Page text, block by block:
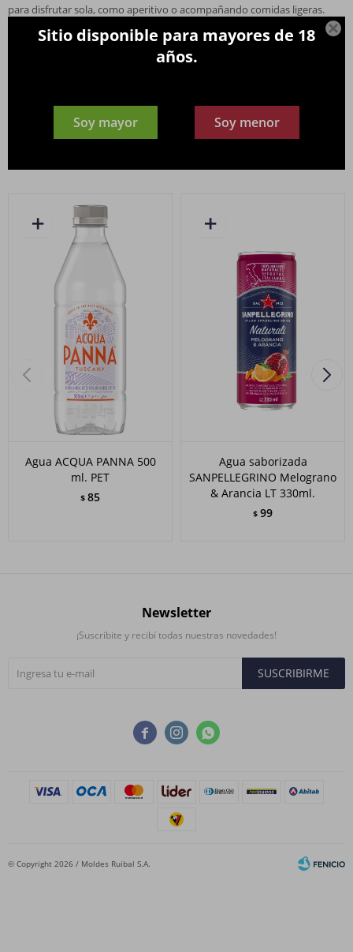

Sitio disponible para mayores de 18
años.
Soy mayor Soy menor
para disfrutar sola, como aperitivo o acompañando comidas ligeras.
Su perfil cítrico y refrescante también la hace perfecta como base para
cócteles o mocktails, aportando un toque elegante y aromático a cada
Agua ACQUA PANNA 500
ml. PET
$ 85
Agua saborizada
SANPELLEGRINO Melograno
& Arancia LT 330ml.
$ 99
  
Newsletter
¡Suscribite y recibí todas nuestras novedades!
SUSCRIBIRME
© Copyright 2026 / Moldes Ruibal S.A.